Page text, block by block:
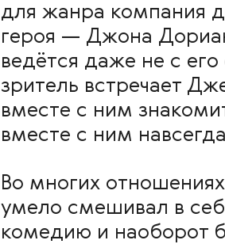
для жанра компания
героя — Джона
ведётся даже не с
зритель встречает
вместе с ним
вместе с ним
Во многих
умело смешивал в
комедию и наоборот